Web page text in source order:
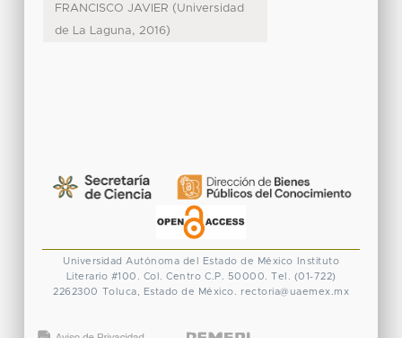
FRANCISCO JAVIER (Universidad
de La Laguna, 2016)
Universidad Autónoma del Estado de México
Instituto
Literario #100. Col. Centro C.P. 50000. Tel. (01-722)
2262300 Toluca, Estado de México. rectoria@uaemex.mx